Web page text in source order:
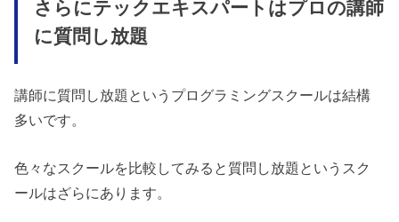
さらにテックエキスパートはプロの講師
に質問し放題
講師に質問し放題というプログラミングスクールは結構
多いです。
色々なスクールを比較してみると質問し放題というスク
ールはざらにあります。